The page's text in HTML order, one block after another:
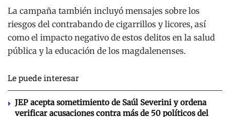
La campaña también incluyó mensajes sobre los
riesgos del contrabando de cigarrillos y licores, así
como el impacto negativo de estos delitos en la salud
pública y la educación de los magdalenenses.
Le puede interesar
JEP acepta sometimiento de Saúl Severini y ordena
verificar acusaciones contra más de 50 políticos del